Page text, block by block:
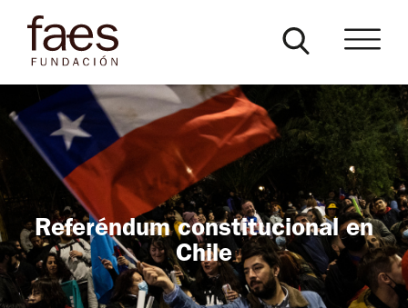
Referéndum constitucional en
Chile